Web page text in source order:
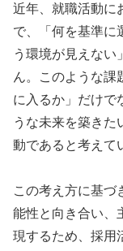
近年、就職活動に
で、「何を基準に
う環境が見えない
ん。このような課
に入るか」だけで
うな未来を築きた
動であると考えて
この考え方に基づ
能性と向き合い、
現するため、採用